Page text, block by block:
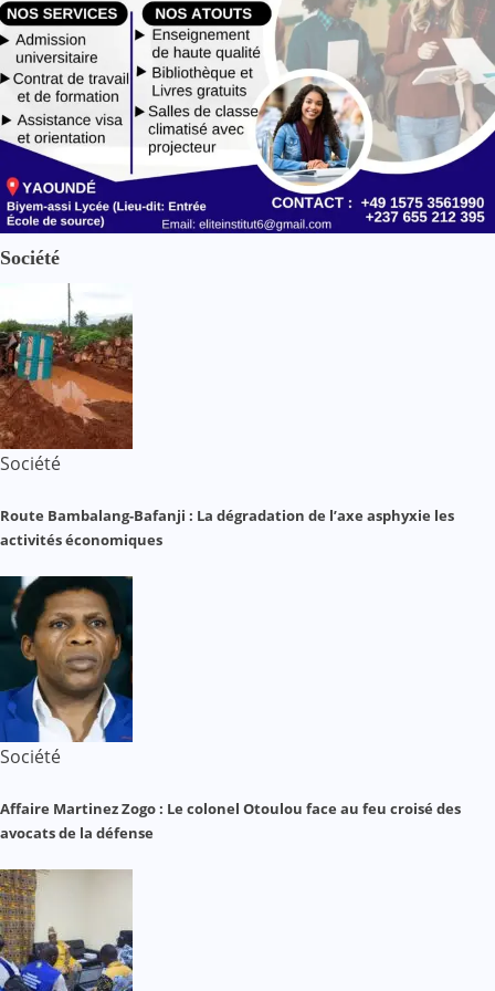
Société
Société
Route Bambalang-Bafanji : La dégradation de l’axe asphyxie les
activités économiques
Société
Affaire Martinez Zogo : Le colonel Otoulou face au feu croisé des
avocats de la défense